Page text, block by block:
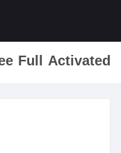
Full Activated